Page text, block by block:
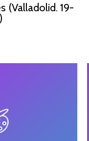
(Valladolid. 19-